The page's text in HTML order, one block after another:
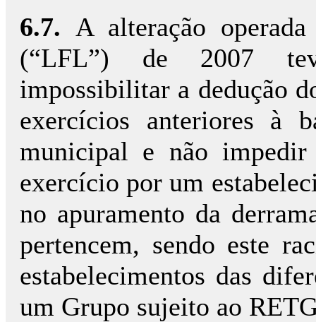
6.7. A alteração
(“LFL”) de 2007
impossibilitar a dedução
exercícios anteriores à
municipal e não
exercício por um
no apuramento da
pertencem, sendo este
estabelecimentos das
um Grupo sujeito ao